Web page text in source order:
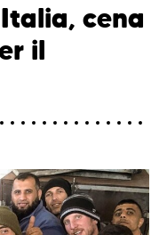
cena
il